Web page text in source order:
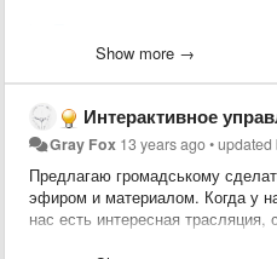
Show more →
Интерактивное
Gray Fox 13 years ago•
Предлагаю громадському
эфиром и материалом. Когда у
нас есть интересная